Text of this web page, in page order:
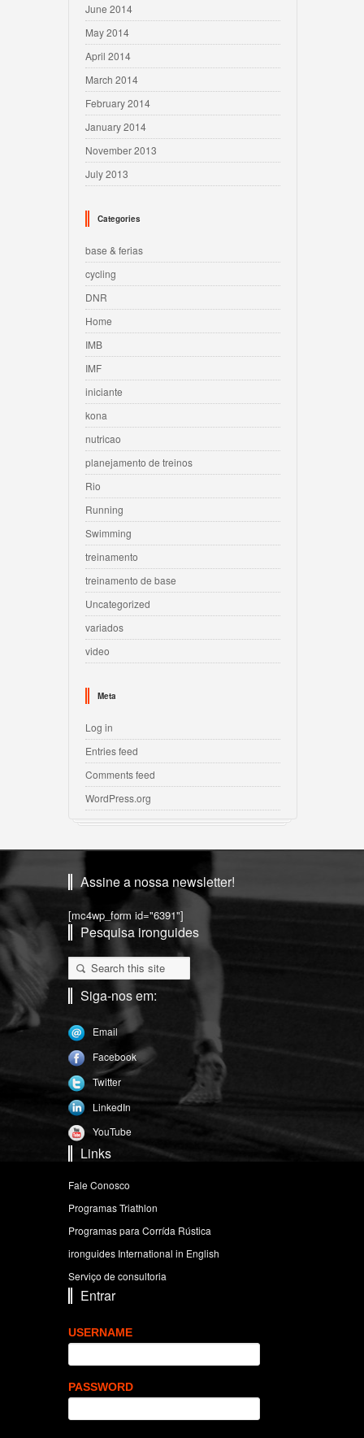
June 2014
May 2014
April 2014
March 2014
February 2014
January 2014
November 2013
July 2013
Categories
base & ferias
cycling
DNR
Home
IMB
IMF
iniciante
kona
nutricao
planejamento de treinos
Rio
Running
Swimming
treinamento
treinamento de base
Uncategorized
variados
video
Meta
Log in
Entries feed
Comments feed
WordPress.org
Assine a nossa newsletter!
[mc4wp_form id="6391"]
Pesquisa ironguides
Siga-nos em:
Email
Facebook
Twitter
LinkedIn
YouTube
Links
Fale Conosco
Programas Triathlon
Programas para Corrída Rústica
ironguides International in English
Serviço de consultoria
Entrar
USERNAME
PASSWORD